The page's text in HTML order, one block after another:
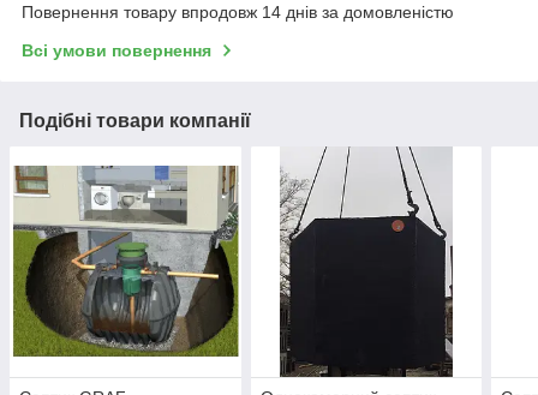
Повернення товару впродовж 14 днів за домовленістю
Всі умови повернення
Подібні товари компанії